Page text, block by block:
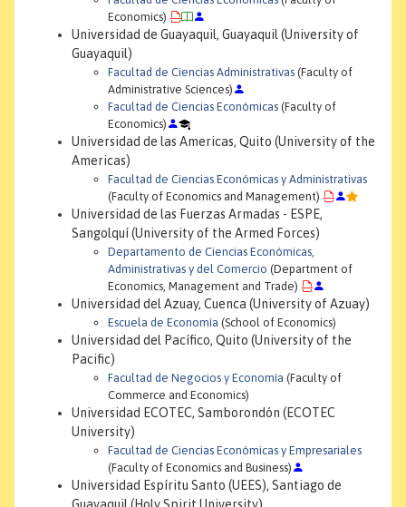
Economics)
Universidad de Guayaquil, Guayaquil (University of
Guayaquil)
Facultad de Ciencias Administrativas (Faculty of
Administrative Sciences)
Facultad de Ciencias Económicas (Faculty of
Economics)
Universidad de las Americas, Quito (University of the
Americas)
Facultad de Ciencias Económicas y Administrativas
(Faculty of Economics and Management)
Universidad de las Fuerzas Armadas - ESPE,
Sangolquí (University of the Armed Forces)
Departamento de Ciencias Económicas,
Administrativas y del Comercio (Department of
Economics, Management and Trade)
Universidad del Azuay, Cuenca (University of Azuay)
Escuela de Economía (School of Economics)
Universidad del Pacífico, Quito (University of the
Pacific)
Facultad de Negocios y Economía (Faculty of
Commerce and Economics)
Universidad ECOTEC, Samborondón (ECOTEC
University)
Facultad de Ciencias Económicas y Empresariales
(Faculty of Economics and Business)
Universidad Espíritu Santo (UEES), Santiago de